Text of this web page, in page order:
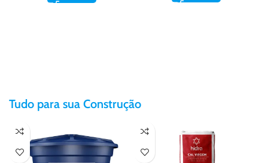
Tudo para sua Construção
150L